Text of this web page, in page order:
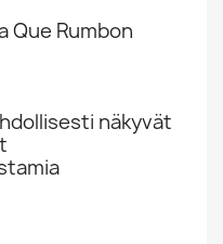
Que Rumbon
näkyvät